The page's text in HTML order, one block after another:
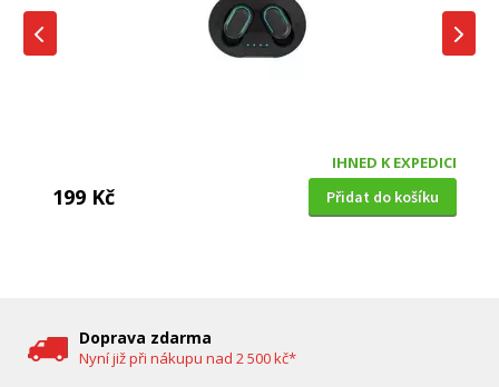
IHNED K EXPEDICI
199 Kč Přidat do košíku
Doprava zdarma
Nyní již při nákupu nad 2 500 kč*